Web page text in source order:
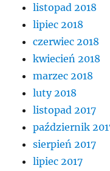
listopad 2018
lipiec 2018
czerwiec 2018
kwiecień 2018
marzec 2018
luty 2018
listopad 2017
październik
sierpień 2017
lipiec 2017